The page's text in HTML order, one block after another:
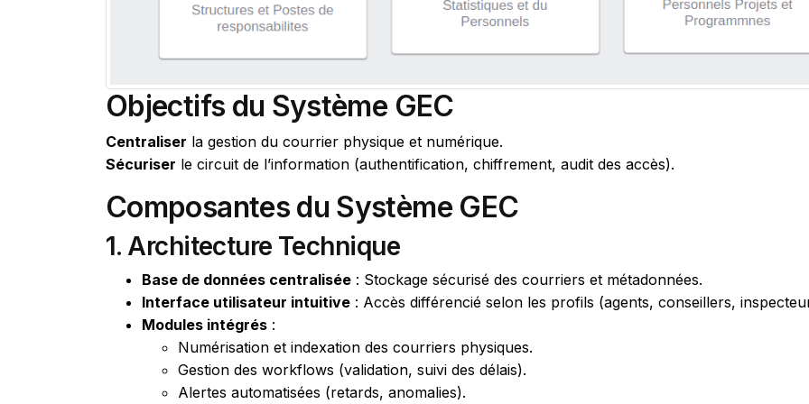
Objectifs du Système GEC
Centraliser la gestion du courrier physique et numérique.
Sécuriser le circuit de l’information (authentification, chiffrement, audit des accès).
Composantes du Système GEC
1. Architecture Technique
Base de données centralisée : Stockage sécurisé des courriers et métadonnées.
Interface utilisateur intuitive : Accès différencié selon les profils (agents, conseillers,
Modules intégrés :
Numérisation et indexation des courriers physiques.
Gestion des workflows (validation, suivi des délais).
Alertes automatisées (retards, anomalies).